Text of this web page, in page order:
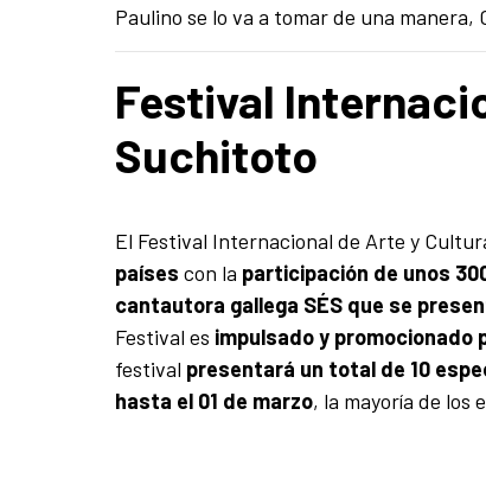
Paulino se lo va a tomar de una manera,
Festival
Suchitoto
El Festival Internacional de Arte y
países con la participación de unos
cantautora gallega SÉS que se
Festival es impulsado y
festival presentará un total de 10
hasta el 01 de marzo, la mayoría de los